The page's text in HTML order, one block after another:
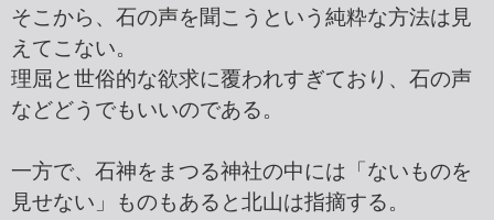
そこから、石の声を聞こうという純粋な方法は見
えてこない。
理屈と世俗的な欲求に覆われすぎており、石の声
などどうでもいいのである。
一方で、石神をまつる神社の中には「ないものを
見せない」ものもあると北山は指摘する。